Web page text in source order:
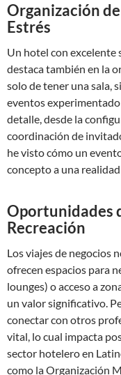
Organización
Estrés
Un hotel con excelente
destaca también en la
solo de tener una sala,
eventos
detalle, desde la
coordinación de
he visto cómo un
concepto a una
Oportunidades
Recreación
Los viajes de negocios
ofrecen espacios para
lounges) o acceso a
un valor significativo.
conectar con otros
vital, lo cual impacta
sector hotelero en
como la Organización